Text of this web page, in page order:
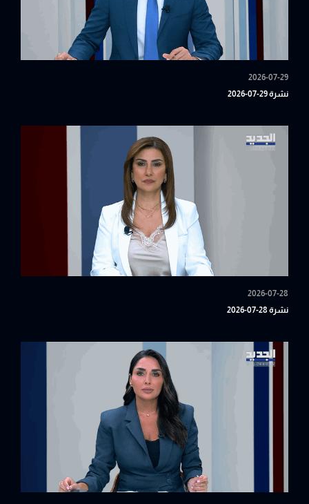
2026-07-29
نشرة 29-07-2026
2026-07-28
نشرة 28-07-2026